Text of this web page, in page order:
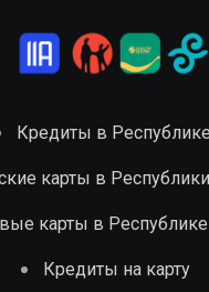
Кредиты в
карты в
карты в Республике
Кредиты на карту